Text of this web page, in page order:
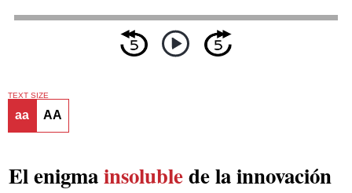
TEXT SIZE
aa AA
El enigmainsolublede la innovación